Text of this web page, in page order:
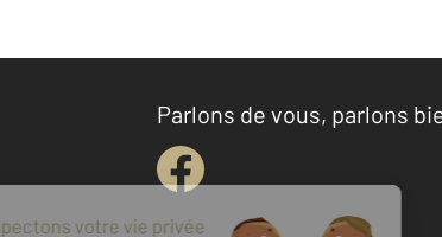
Parlons de vous, parlons